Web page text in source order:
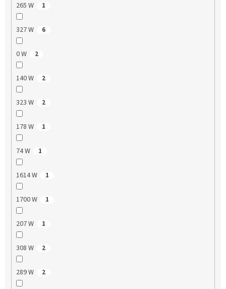
265 W 1
327 W 6
0 W 2
140 W 2
323 W 2
178 W 1
74 W 1
1614 W 1
1700 W 1
207 W 1
308 W 2
289 W 2